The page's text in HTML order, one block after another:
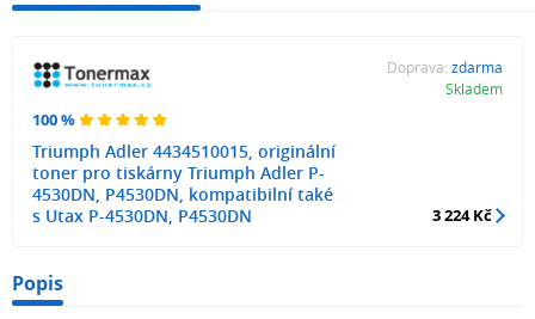
100 %
Triumph Adler 4434510015, originální
toner pro tiskárny Triumph Adler P-
4530DN, P4530DN, kompatibilní také
s Utax P-4530DN, P4530DN
Doprava: zdarma
Skladem
3 224 Kč
Popis